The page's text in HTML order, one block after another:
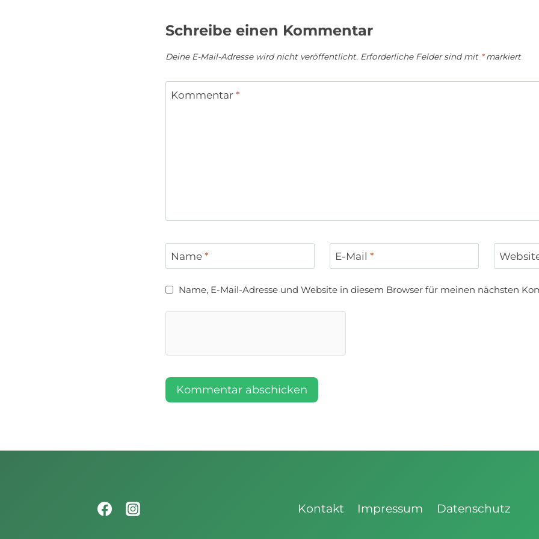
Schreibe einen Kommentar
Deine E-Mail-Adresse wird nicht veröffentlicht. Erforderliche Felder sind mit *markiert
Kommentar *
Name * E-Mail *
Name, E-Mail-Adresse und Website in diesem Browser für meinen nächsten
Kontakt Impressum Datenschutz